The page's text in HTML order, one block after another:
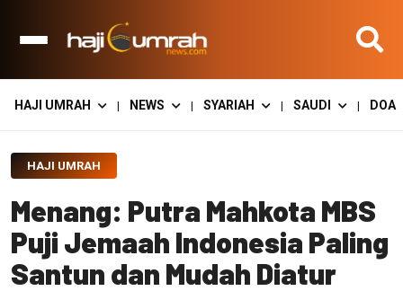
HAJI UMRAH | NEWS | SYARIAH | SAUDI | DOA
HAJI UMRAH
Menang: Putra Mahkota MBS
Puji Jemaah Indonesia Paling
Santun dan Mudah Diatur